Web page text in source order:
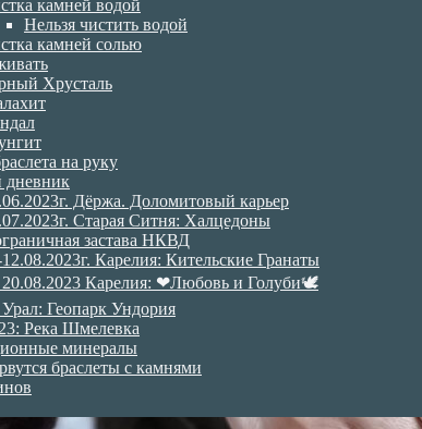
камней водой
Нельзя чистить водой
камней солью
Хрусталь
на руку
дневник
Дёржа. Доломитовый карьер
Старая Ситня: Халцедоны
застава НКВД
12.08.2023г. Карелия: Кительские Гранаты
Карелия: ❤Любовь и Голуби🕊
Геопарк Ундория
Река Шмелевка
минералы
браслеты с камнями